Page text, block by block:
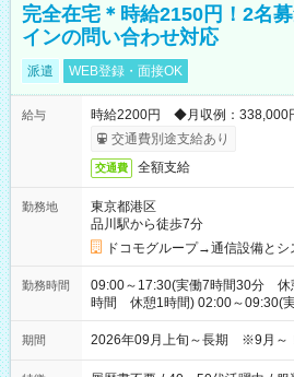
完全在宅＊時給2150円！2名
インの問い合わせ対応
派遣 WEB登録・面接OK
給与
時給2200円 ◆月収例：338,000
交通費別途支給あり
交通費 全額支給
勤務地
東京都港区
品川駅から徒歩7分
ドコモグループ→通信設備とシ
勤務時間
09:00～17:30(実働7時間30分 休
時間 休憩1時間) 02:00～09:30(
日勤は就業時間1/夜勤は就業時間
期間 2026年09月上旬～長期 ※9月～